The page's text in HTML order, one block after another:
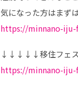
https://minnano-iju-
https://minnano-